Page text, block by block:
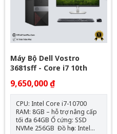
Máy Bộ Dell Vostro
3681sff - Core i7 10th
9,650,000 ₫
CPU: Intel Core i7-10700
RAM: 8GB – hỗ trợ nâng cấp
tối đa 64GB Ổ cứng: SSD
NVMe 256GB Đồ họa: Intel